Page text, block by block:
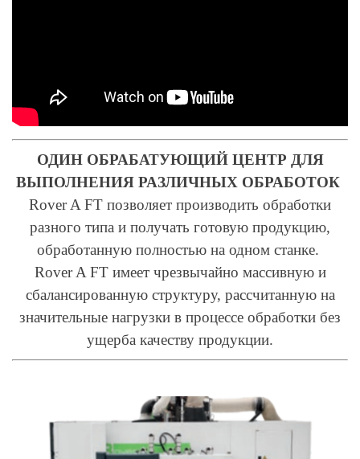
ОДИН ОБРАБАТУЮЩИЙ ЦЕНТР ДЛЯ
ВЫПОЛНЕНИЯ РАЗЛИЧНЫХ ОБРАБОТОК
Rover A FT позволяет производить обработки
разного типа и получать готовую продукцию,
обработанную полностью на одном станке.
Rover A FT имеет чрезвычайно массивную и
сбалансированную структуру, рассчитанную на
значительные нагрузки в процессе обработки без
ущерба качеству продукции.